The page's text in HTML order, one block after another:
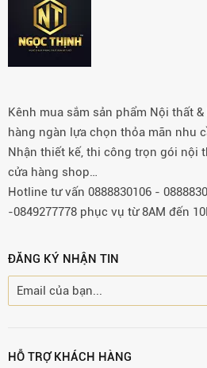
Kênh mua sắm sản phẩm Nội thất
hàng ngàn lựa chọn thỏa mãn nhu
Nhận thiết kế, thi công trọn gói nội
cửa hàng shop…
Hotline tư vấn 0888830106 -
-0849277778 phục vụ từ 8AM đến
ĐĂNG KÝ NHẬN TIN
HỖ TRỢ KHÁCH HÀNG